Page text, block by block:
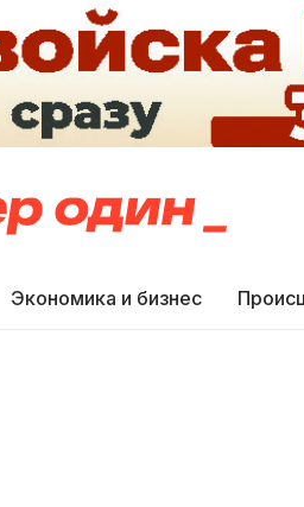
Экономика и бизнес